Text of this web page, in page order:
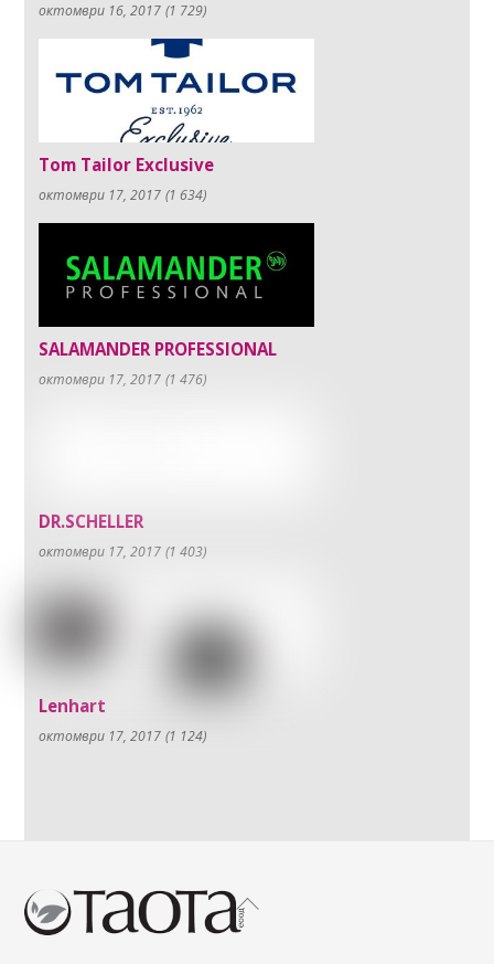
октомври 16, 2017 (1 729)
Tom Tailor Exclusive
октомври 17, 2017 (1 634)
SALAMANDER PROFESSIONAL
октомври 17, 2017 (1 476)
DR.SCHELLER
октомври 17, 2017 (1 403)
Lenhart
октомври 17, 2017 (1 124)
Back